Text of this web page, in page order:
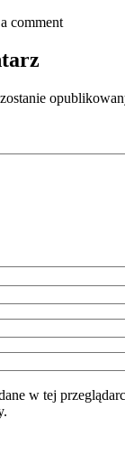
comment
w tej